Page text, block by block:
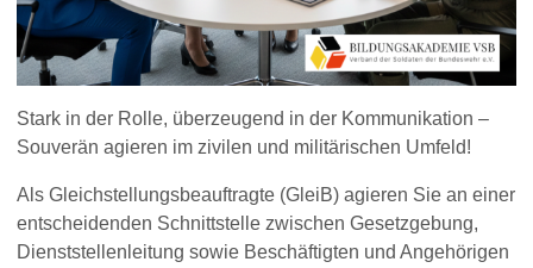
Stark in der Rolle, überzeugend in der Kommunikation –
Souverän agieren im zivilen und militärischen Umfeld!
Als Gleichstellungsbeauftragte (GleiB) agieren Sie an einer
entscheidenden Schnittstelle zwischen Gesetzgebung,
Dienststellenleitung sowie Beschäftigten und Angehörigen